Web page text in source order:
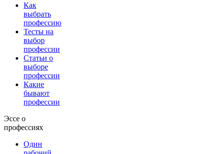
Как
выбрать
профессию
Тесты на
выбор
профессии
Статьи о
выборе
профессии
Какие
бывают
профессии
Эссе о
профессиях
Один